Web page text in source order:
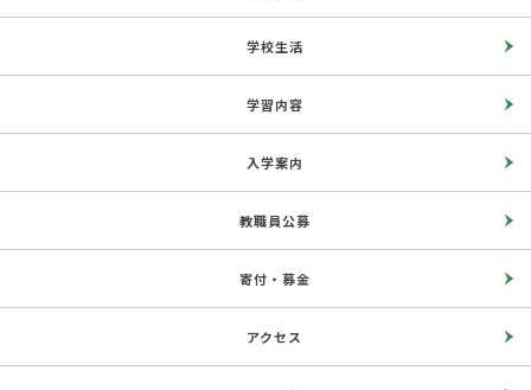
学校生活
学習内容
入学案内
教職員公募
寄付・募金
アクセス